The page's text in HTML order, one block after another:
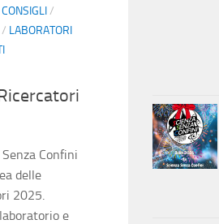
CONSIGLI/
/ LABORATORI
Confini
delle
2025.
e